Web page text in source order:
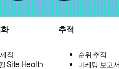
작
Site Health
추적
순위 추적
마케팅 보고